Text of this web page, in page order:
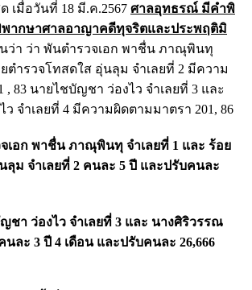
เมื่อวันที่ 18 มี.ค.2567 ศาลอุทธรณ์ มีคำพิ
ากษาศาลอาญาคดีทุจริตและประพฤติมิ
ว่า ว่า พันตำรวจเอก พาชื่น ภาณุพินทุ
ตำรวจโทสดใส อุ่นลุม จำเลยที่ 2 มีความ
, 83 นายไชบัญชา ว่องไว จำเลยที่ 3 และ
จำเลยที่ 4 มีความผิดตามมาตรา 201, 86
เอก พาชื่น ภาณุพินทุ จำเลยที่ 1 และ ร้อย
ลุม จำเลยที่ 2 คนละ 5 ปี และปรับคนละ
ชา ว่องไว จำเลยที่ 3 และ นางศิริวรรณ
นละ 3 ปี 4 เดือน และปรับคนละ 26,666